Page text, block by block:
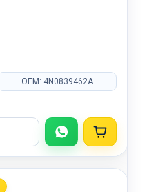
OEM: 4N0839462A